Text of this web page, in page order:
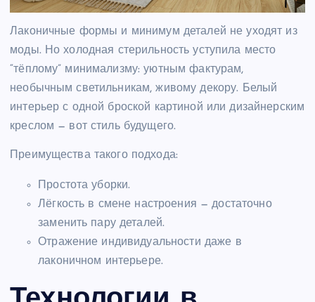
Лаконичные формы и минимум деталей не уходят из
моды. Но холодная стерильность уступила место
“тёплому” минимализму: уютным фактурам,
необычным светильникам, живому декору. Белый
интерьер с одной броской картиной или дизайнерским
креслом — вот стиль будущего.
Преимущества такого подхода:
Простота уборки.
Лёгкость в смене настроения — достаточно
заменить пару деталей.
Отражение индивидуальности даже в
лаконичном интерьере.